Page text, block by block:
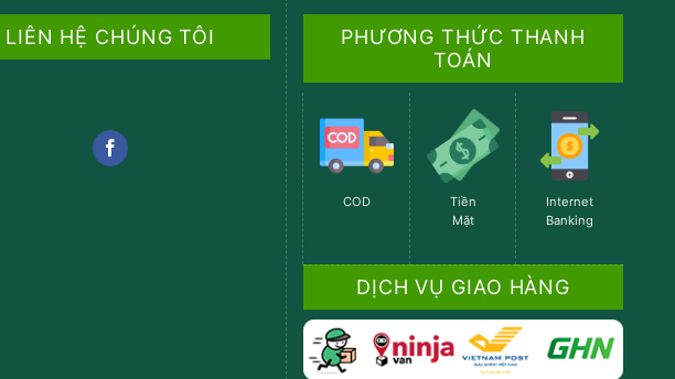
LIÊN HỆ CHÚNG TÔI
PHƯƠNG THỨC THANH
TOÁN
COD
Tiền
Mặt
Internet
Banking
DỊCH VỤ GIAO HÀNG